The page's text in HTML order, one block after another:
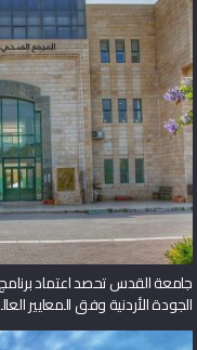
جامعة القدس تحصد اعتماد
الجودة الأردنية وفق المعايير